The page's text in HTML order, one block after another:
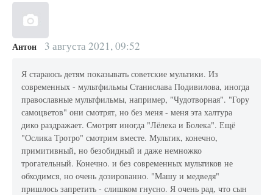
Антон 3 августа 2021, 09:52
Я стараюсь детям показывать советские мультики. Из
современных - мультфильмы Станислава Подивилова, иногда
православные мультфильмы, например, "Чудотворная". "Гору
самоцветов" они смотрят, но без меня - меня эта халтура
дико раздражает. Смотрят иногда "Лёлека и Болека". Ещё
"Ослика Тротро" смотрим вместе. Мультик, конечно,
примитивный, но безобидный и даже немножко
трогательный. Конечно. и без современных мультиков не
обходимся, но очень дозированно. "Машу и медведя"
пришлось запретить - слишком гнусно. Я очень рад, что сын